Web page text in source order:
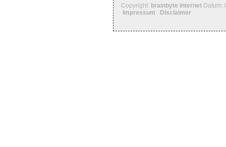
Copyright brainbyte internet Datum:
Impressum
Disclaimer